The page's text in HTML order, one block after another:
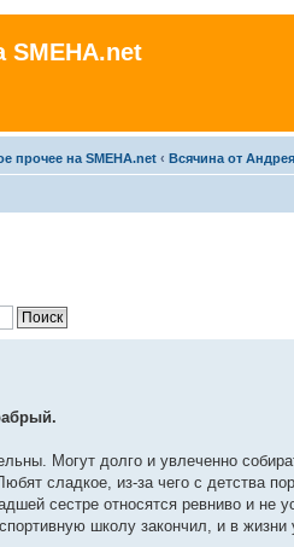
прочее на SMEHA.net ‹ Всячина от Андрея
Могут долго и увлеченно
сладкое, из-за чего с детства
сестре относятся ревниво и
школу закончил, и в жизни